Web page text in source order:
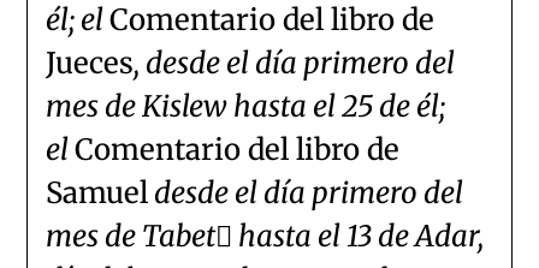
él; elComentario del libro de
Jueces, desde el día primero del
mes de Kislew hasta el 25 de él;
elComentario del libro de
Samueldesde el día primero del
mes de Tabet hasta el 13 de Adar,